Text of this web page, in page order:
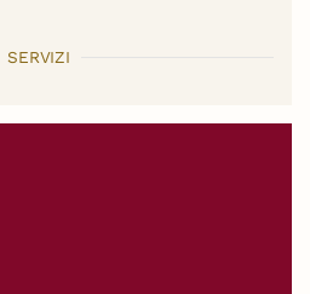
SERVIZI